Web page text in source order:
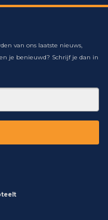
van ons laatste nieuws,
je benieuwd? Schrijf je dan in